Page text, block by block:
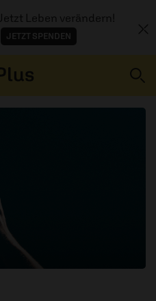
Leben verändern!
JETZT SPENDEN